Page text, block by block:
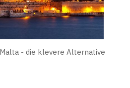
- die klevere Alternative